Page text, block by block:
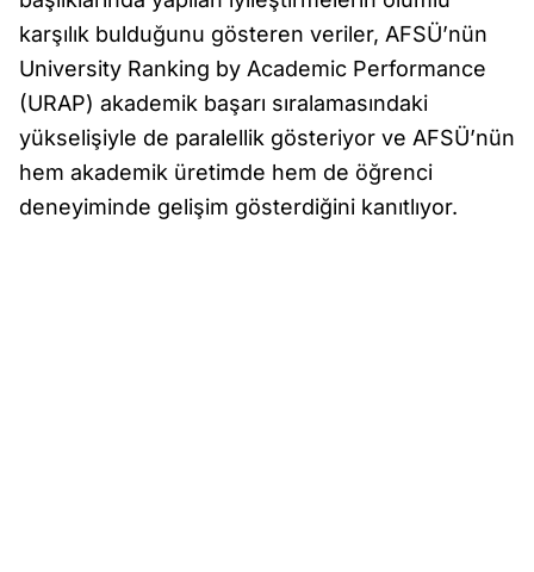
karşılık bulduğunu gösteren veriler, AFSÜ’nün
University Ranking by Academic Performance
(URAP) akademik başarı sıralamasındaki
yükselişiyle de paralellik gösteriyor ve AFSÜ’nün
hem akademik üretimde hem de öğrenci
deneyiminde gelişim gösterdiğini kanıtlıyor.